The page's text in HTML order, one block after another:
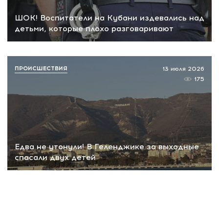
ШОК! Воспитатели на Кубани издевались над
детьми, которые плохо разговаривают
Едва не утонули! В Геленджике за выходные
спасали двух детей
13 июля 2026
175
ПРОИСШЕСТВИЯ